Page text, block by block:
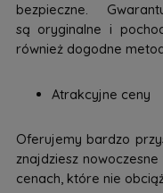
bezpieczne.
są oryginalne i
również dogodne
Atrakcyjne ceny
Oferujemy bardzo
znajdziesz
cenach, które nie